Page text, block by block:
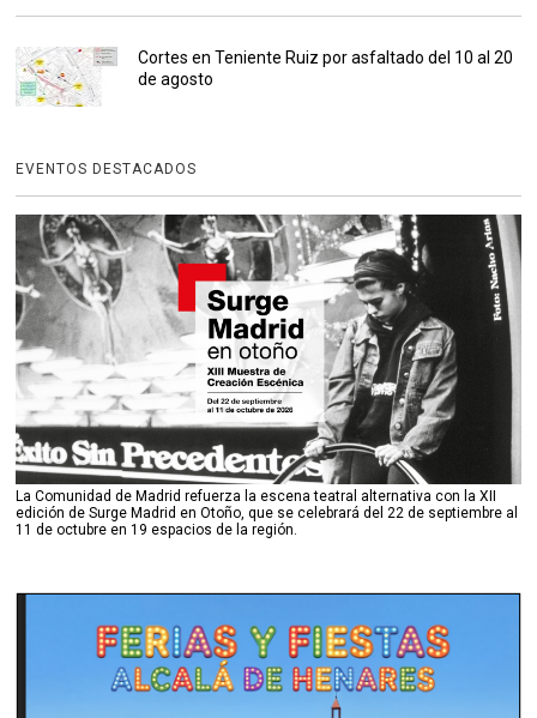
Cortes en Teniente Ruiz por asfaltado del 10 al 20
de agosto
EVENTOS DESTACADOS
La Comunidad de Madrid refuerza la escena teatral alternativa con la XII
edición de Surge Madrid en Otoño, que se celebrará del 22 de septiembre al
11 de octubre en 19 espacios de la región.